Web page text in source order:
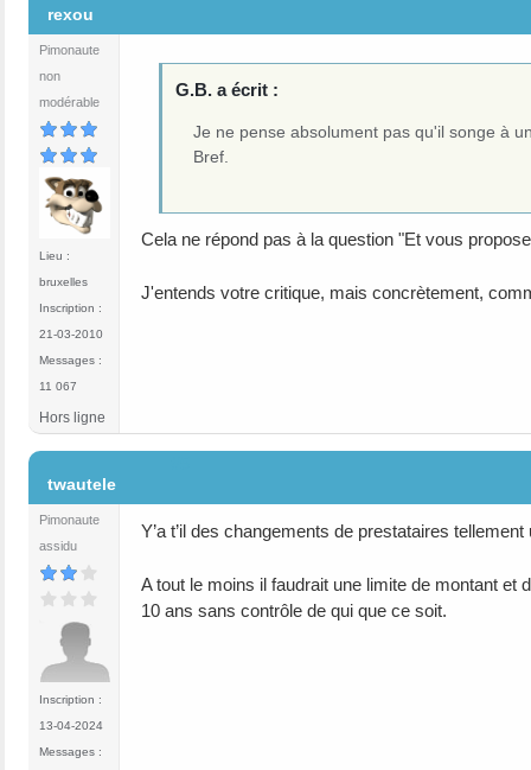
rexou
Pimonaute
non
modérable
Lieu :
bruxelles
Inscription :
21-03-2010
Messages :
11 067
G.B. a écrit :
Je ne pense absolument pas qu'il songe à
Bref.
Cela ne répond pas à la question "Et vous
J'entends votre critique, mais concrètement,
Hors ligne
twautele
Pimonaute
assidu
Inscription :
13-04-2024
Messages :
Y’a t’il des changements de prestataires
A tout le moins il faudrait une limite de montant et
10 ans sans contrôle de qui que ce soit.